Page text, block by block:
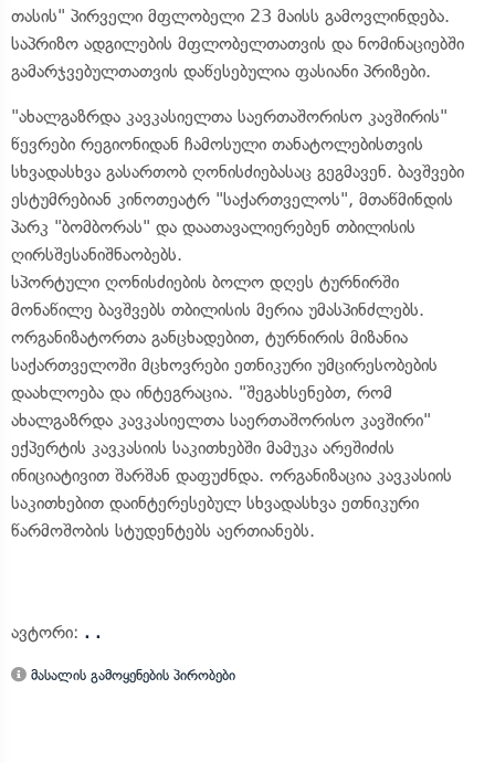
თასის" პირველი მფლობელი 23 მაისს გამოვლინდება.
საპრიზო ადგილების მფლობელთათვის და ნომინაციებში
გამარჯვებულთათვის დაწესებულია ფასიანი პრიზები.
"ახალგაზრდა კავკასიელთა საერთაშორისო კავშირის"
წევრები რეგიონიდან ჩამოსული თანატოლებისთვის
სხვადასხვა გასართობ ღონისძიებასაც გეგმავენ. ბავშვები
ესტუმრებიან კინოთეატრ "საქართველოს", მთაწმინდის
პარკ "ბომბორას" და დაათავალიერებენ თბილისის
ღირსშესანიშნაობებს.
სპორტული ღონისძიების ბოლო დღეს ტურნირში
მონაწილე ბავშვებს თბილისის მერია უმასპინძლებს.
ორგანიზატორთა განცხადებით, ტურნირის მიზანია
საქართველოში მცხოვრები ეთნიკური უმცირესობების
დაახლოება და ინტეგრაცია. "შეგახსენებთ, რომ
ახალგაზრდა კავკასიელთა საერთაშორისო კავშირი"
ექპერტის კავკასიის საკითხებში მამუკა არეშიძის
ინიციატივით შარშან დაფუძნდა. ორგანიზაცია კავკასიის
საკითხებით დაინტერესებულ სხვადასხვა ეთნიკური
წარმოშობის სტუდენტებს აერთიანებს.
ავტორი: . .
მასალის გამოყენების პირობები